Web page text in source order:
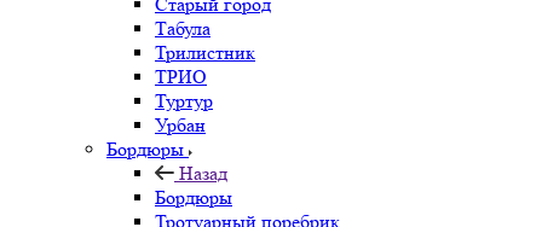
Табула
Трилистник
ТРИО
Туртур
Урбан
Бордюры
Назад
Бордюры
Тротуарный поребрик